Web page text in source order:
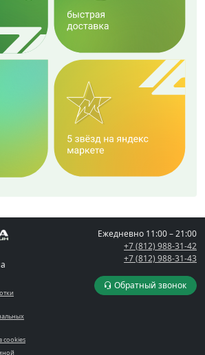
cookies
Ежедневно 11:00 – 21:00
+7 (812) 988-31-42
+7 (812) 988-31-43
Обратный звонок